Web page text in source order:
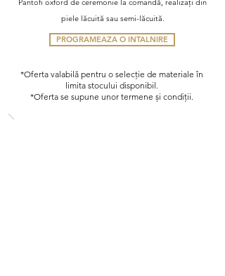
Pantofi oxford de ceremonie la comandă, realizați din
piele lăcuită sau semi-lăcuită.
PROGRAMEAZA O INTALNIRE
*Oferta valabilă pentru o selecție de materiale în
limita stocului disponibil.
*Oferta se supune unor termene și condiții.